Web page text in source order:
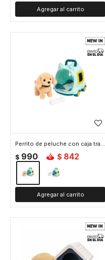
Perrito de peluche con caja transportadora - Beige
$ 990 $ 842